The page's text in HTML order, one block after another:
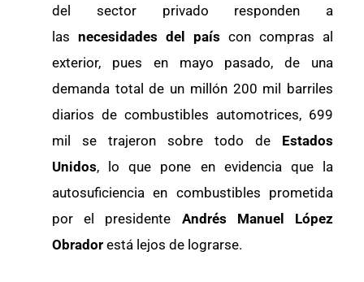
del sector privado responden a
las necesidades del país con compras al
exterior, pues en mayo pasado, de una
demanda total de un millón 200 mil barriles
diarios de combustibles automotrices, 699
mil se trajeron sobre todo de Estados
Unidos, lo que pone en evidencia que la
autosuficiencia en combustibles prometida
por el presidente Andrés Manuel López
Obrador está lejos de lograrse.